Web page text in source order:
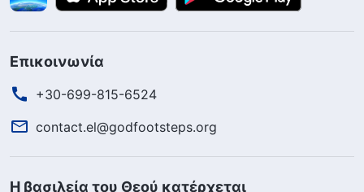
Επικοινωνία
+30-699-815-6524
contact.el@godfootsteps.org
Η βασιλεία του Θεού κατέρχεται